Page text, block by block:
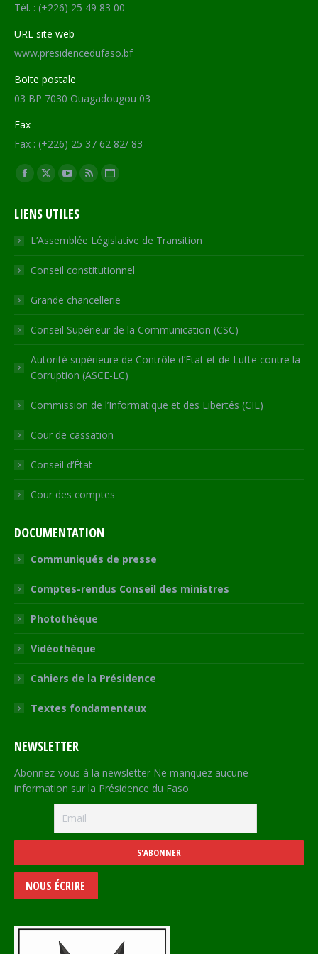
Tél. : (+226) 25 49 83 00
URL site web
www.presidencedufaso.bf
Boite postale
03 BP 7030 Ouagadougou 03
Fax
Fax : (+226) 25 37 62 82/ 83
Trouvez nous sur :
Facebook
opens
in
new
window
X
opens
in
new
window
YouTube
opens
in
new
window
RSS
in
new
window
Site
opens
in
new
LIENS UTILES
L’Assemblée Législative de Transition
Conseil constitutionnel
Grande chancellerie
Conseil Supérieur de la Communication (CSC)
Autorité supérieure de Contrôle d’Etat et de Lutte contre la
Corruption (ASCE-LC)
Commission de l’Informatique et des Libertés (CIL)
Cour de cassation
Conseil d’État
Cour des comptes
DOCUMENTATION
Communiqués de presse
Comptes-rendus Conseil des ministres
Photothèque
Vidéothèque
Cahiers de la Présidence
Textes fondamentaux
NEWSLETTER
Abonnez-vous à la newsletter Ne manquez aucune
information sur la Présidence du Faso
NOUS ÉCRIRE